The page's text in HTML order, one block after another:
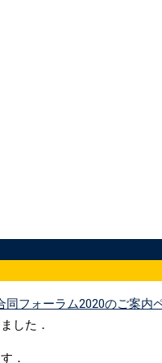
同フォーラム2020のご案内
した．
．